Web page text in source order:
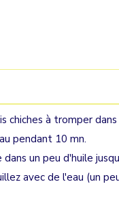
à tromper
pendant 10 mn.
un peu d'huile
avec de l'eau (un